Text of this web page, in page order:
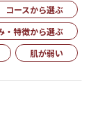
コースから選ぶ
・特徴から選ぶ
肌が弱い